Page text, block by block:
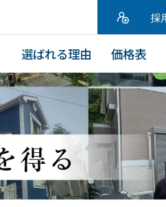
選ばれる理由 価格表